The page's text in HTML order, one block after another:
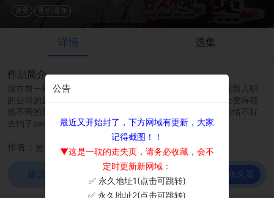
诱受 重生/重逢
详情 选集
作品简介
就在前一秒还认为自己的人生没有什么倒霉的地方 ，却发现新入职
的公司的直属上司是自己的前男友， 和过去阴暗的形象完全变得截
然不同的而俊 ，上班第一天就被而俊吩咐一直加班，因为心情不好
去约了pao友， 发现这件事的而俊心情很微妙。
作者：뭉반
建议使用谷歌浏览器观看！ 前往永久页
公告
最近又开始封了，下方网域有更新，大家
记得截图！！
▼这是一耽的走失页，请务必收藏，会不
定时更新新网域：
✅ 永久地址1(点击可跳转)
✅ 永久地址2(点击可跳转)